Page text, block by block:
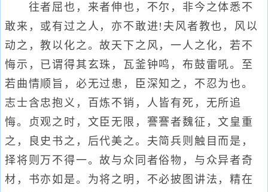
往者屈也，来者伸也，不尔，非今之体悉不
敢来，或有过之人，亦不敢进!夫风者教也，风以
动之，教以化之。故天下之风，一人之化，若不
悔示，已谓得其玄珠，瓦釜钟鸣，布鼓雷吼。至
若曲情顺旨，必无过患，臣深知之，不忍为也。
志士含忠抱义，百炼不销，人皆有死，无所追
悔。贞观之时，文臣无限，謇謇者魏征，文皇重
之，良史书之，后代美之。夫简兵则触目而是，
择将则万不得一。故与众同者俗物，与众异者奇
材，书亦如是。为将之明，不必披图讲法，精在